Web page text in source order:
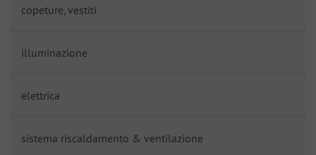
copeture, vestiti
illuminazione
elettrica
sistema riscaldamento & ventilazione